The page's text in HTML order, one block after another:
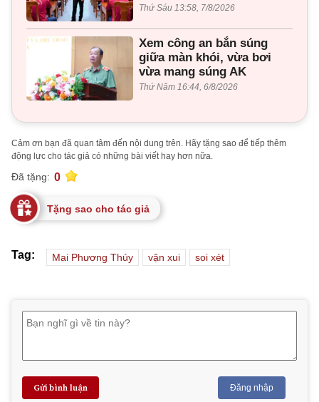
Thứ Sáu 13:58, 7/8/2026
Xem công an bắn súng
giữa màn khói, vừa bơi
vừa mang súng AK
Thứ Năm 16:44, 6/8/2026
Cảm ơn bạn đã quan tâm đến nội dung trên. Hãy tặng sao để tiếp thêm
động lực cho tác giả có những bài viết hay hơn nữa.
Đã tặng: 0
Tặng sao cho tác giả
Tag: Mai Phương Thúy vận xui soi xét
Gửi bình luận Đăng nhập